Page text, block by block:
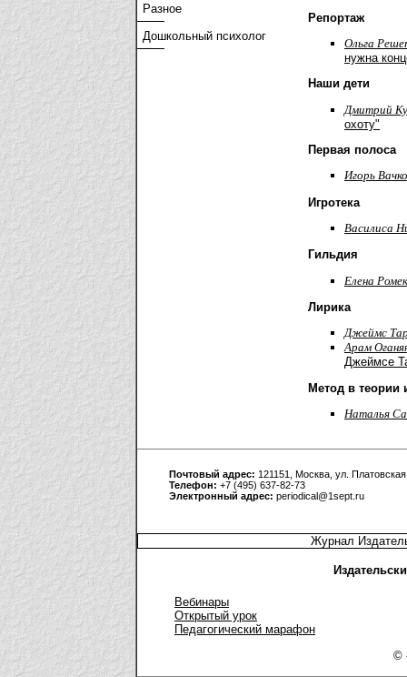
Разное
Дошкольный психолог
Репортаж
Ольга
нужна
Наши дети
Дмитрий
охоту"
Первая полоса
Игорь
Игротека
Василиса
Гильдия
Елена Ромек
Лирика
Джеймс
Арам
Джеймсе
Метод в теории
Наталья
Почтовый адрес: 121151, Москва, ул.
Телефон: +7 (495) 637-82-73
Электронный адрес: periodical@1sept.ru
Журнал
Вебинары
Открытый урок
Педагогический марафон
©